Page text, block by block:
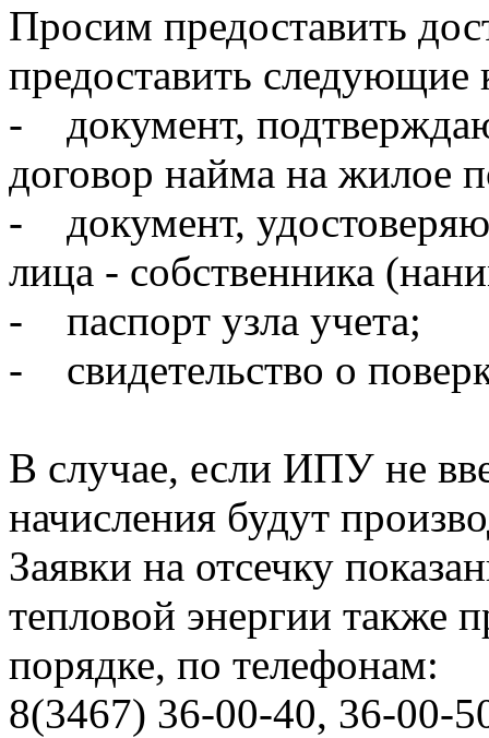
Просим предоставить
предоставить следующие
- документ,
договор найма на жилое
- документ,
лица - собственника
- паспорт узла учета;
- свидетельство о
В случае, если ИПУ не
начисления будут
Заявки на отсечку
тепловой энергии также
порядке, по телефонам:
8(3467) 36-00-40, 36-00-